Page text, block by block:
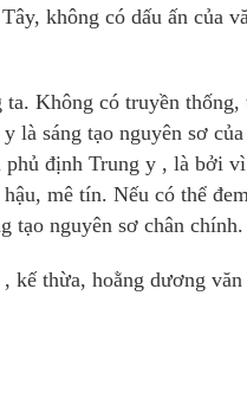
không có dấu ấn của
Không có truyền
là sáng tạo nguyên sơ
định Trung y , là bởi
mê tín. Nếu có thể
tạo nguyên sơ chân chính.
kế thừa, hoằng dương